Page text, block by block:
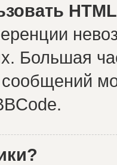
Большая